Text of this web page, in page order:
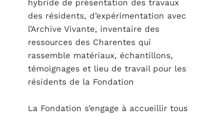
hybride de présentation des travaux
des résidents, d’expérimentation avec
l’Archive Vivante, inventaire des
ressources des Charentes qui
rassemble matériaux, échantillons,
témoignages et lieu de travail pour les
résidents de la Fondation
La Fondation s’engage à accueillir tous